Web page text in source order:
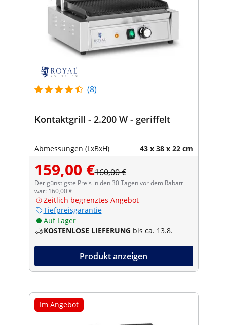
(8)
Kontaktgrill - 2.200 W - geriffelt
Abmessungen (LxBxH) 43 x 38 x 22 cm
159,00 €160,00 €
Der günstigste Preis in den 30 Tagen vor dem Rabatt
war: 160,00 €
Zeitlich begrenztes Angebot
Tiefpreisgarantie
Auf Lager
KOSTENLOSE LIEFERUNG bis ca. 13.8.
Produkt anzeigen
Im Angebot